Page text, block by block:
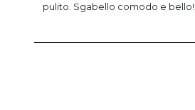
pulito. Sgabello comodo e bello!